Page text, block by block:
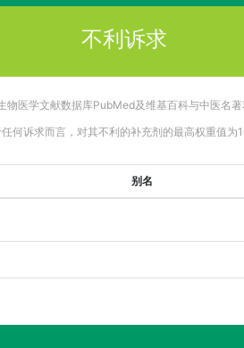
不利诉求
物医学文献数据库PubMed及维基百科与中医名
何诉求而言，对其不利的补充剂的最高权重值为
别名